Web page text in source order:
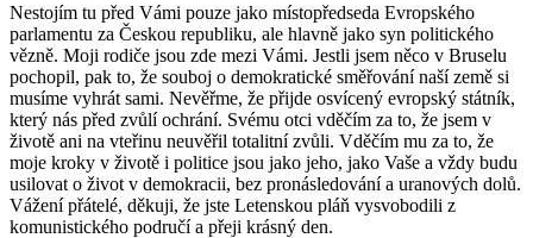
Nestojím tu před Vámi pouze jako místopředseda Evropského
parlamentu za Českou republiku, ale hlavně jako syn politického
vězně. Moji rodiče jsou zde mezi Vámi. Jestli jsem něco v Bruselu
pochopil, pak to, že souboj o demokratické směřování naší země si
musíme vyhrát sami. Nevěřme, že přijde osvícený evropský státník,
který nás před zvůlí ochrání. Svému otci vděčím za to, že jsem v
životě ani na vteřinu neuvěřil totalitní zvůli. Vděčím mu za to, že
moje kroky v životě i politice jsou jako jeho, jako Vaše a vždy budu
usilovat o život v demokracii, bez pronásledování a uranových dolů.
Vážení přátelé, děkuji, že jste Letenskou pláň vysvobodili z
komunistického područí a přeji krásný den.